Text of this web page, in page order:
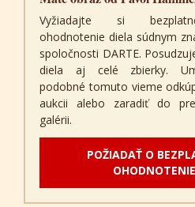
Vyžiadajte si
ohodnotenie diela súdnym
spoločnosti DARTE.
diela aj celé zbierky.
podobné tomuto vieme
aukcii alebo zaradiť do
galérii.
POŽIADAŤ O
OHODNOTENIE